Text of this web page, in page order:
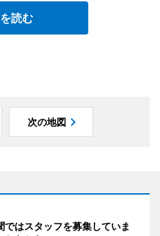
読む
次の地図
ではスタッフを募集していま